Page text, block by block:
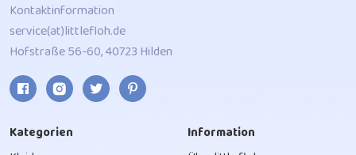
Kontaktinformation
service(at)littlefloh.de
Hofstraße 56-60, 40723 Hilden
Kategorien
Information